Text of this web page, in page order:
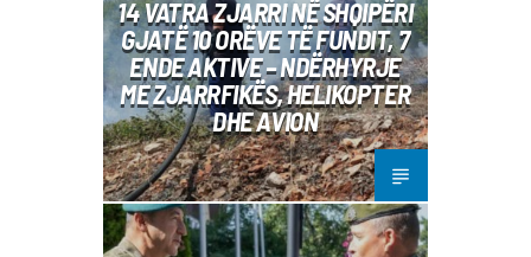
14 VATRA ZJARRI NË SHQIPËRI
GJATË 10 ORËVE TË FUNDIT, 7
ENDE AKTIVE – NDËRHYRJE
ME ZJARRFIKËS, HELIKOPTER
DHE AVION